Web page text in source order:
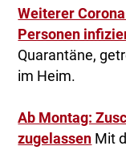
Weiterer
Personen
Quarantäne,
im Heim.
Ab Montag:
zugelassen Mit